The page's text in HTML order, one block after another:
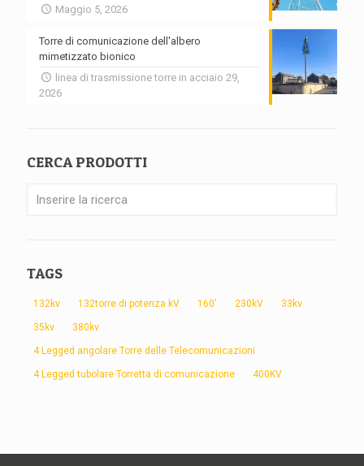
Maggio 5, 2026
Torre di comunicazione dell'albero
mimetizzato bionico
linea di trasmissione torre in acciaio 29,
2026
CERCA PRODOTTI
TAGS
132kv 132torre di potenza kV 160' 230kV 33kv
35kv 380kv
4 Legged angolare Torre delle Telecomunicazioni
4 Legged tubolare Torretta di comunicazione 400KV